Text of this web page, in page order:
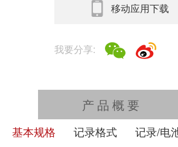
移动应用下载
我要分享:
产品概要
基本规格 记录格式 记录/电